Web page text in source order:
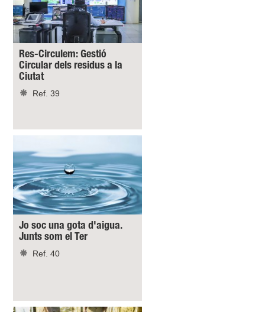
Res-Circulem: Gestió
Circular dels residus a la
Ciutat
Ref. 39
Jo soc una gota d'aigua.
Junts som el Ter
Ref. 40